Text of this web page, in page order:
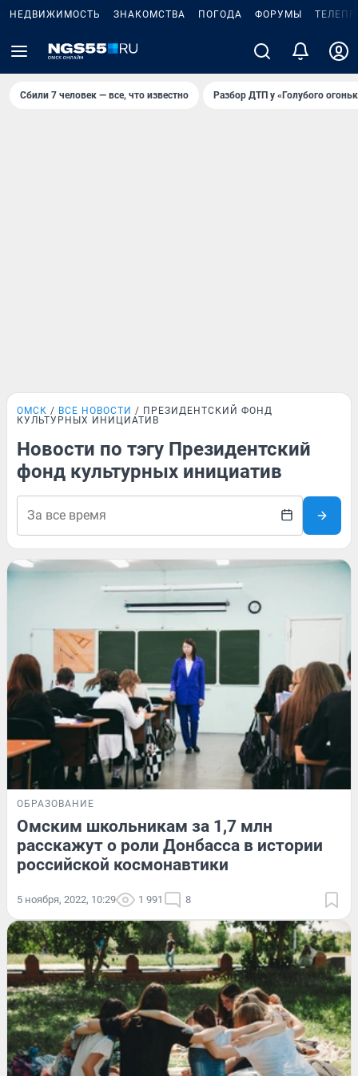
НЕДВИЖИМОСТЬ ЗНАКОМСТВА ПОГОДА ФОРУМЫ
Сбили 7 человек — все, что известно Разбор ДТП у «Голубого
ОМСК ВСЕ НОВОСТИ
ПРЕЗИДЕНТСКИЙ ФОНД
КУЛЬТУРНЫХ ИНИЦИАТИВ
Новости по тэгу Президентский
фонд культурных инициатив
ОБРАЗОВАНИЕ
Омским школьникам за 1,7 млн
расскажут о роли Донбасса в истории
российской космонавтики
5 ноября, 2022, 10:29 1 991 8